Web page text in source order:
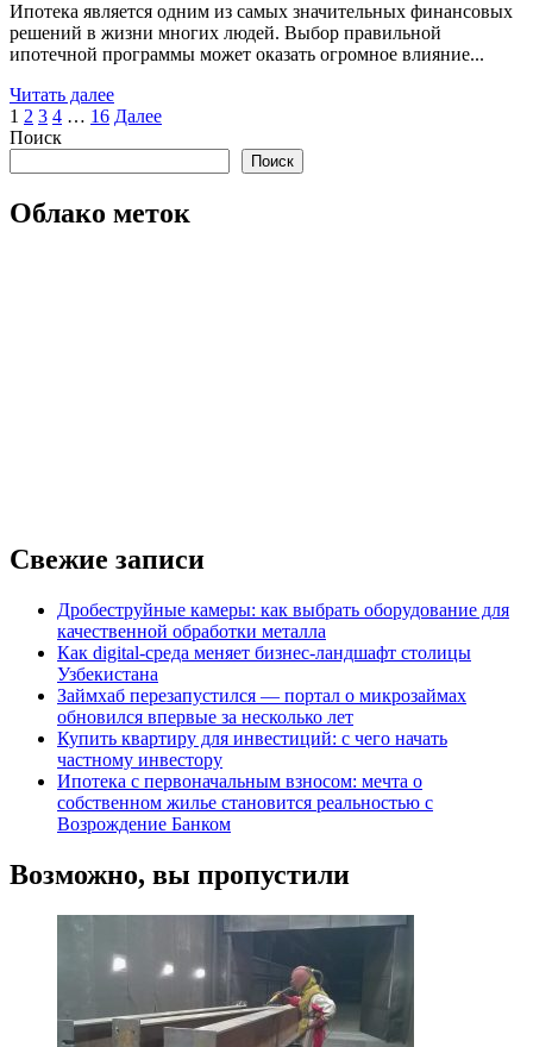
Ипотека является одним из самых значительных финансовых
решений в жизни многих людей. Выбор правильной
ипотечной программы может оказать огромное влияние...
Читать далееRead
more
по
процентам:
Пагинация
записей
1 2 3 4 … 16 Далее
Поиск
Поиск
Облако меток
Свежие записи
Дробеструйные камеры: как выбрать оборудование для
качественной обработки металла
Как digital-среда меняет бизнес-ландшафт столицы
Узбекистана
Займхаб перезапустился — портал о микрозаймах
обновился впервые за несколько лет
Купить квартиру для инвестиций: с чего начать
частному инвестору
Ипотека с первоначальным взносом: мечта о
собственном жилье становится реальностью с
Возрождение Банком
Возможно, вы пропустили